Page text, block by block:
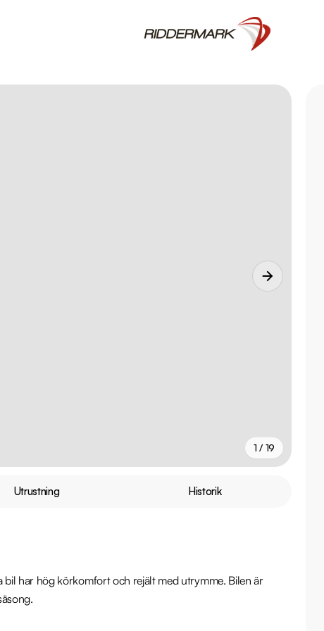
1 / 19
Utrustning Historik
bil har hög körkomfort och rejält med utrymme. Bilen är